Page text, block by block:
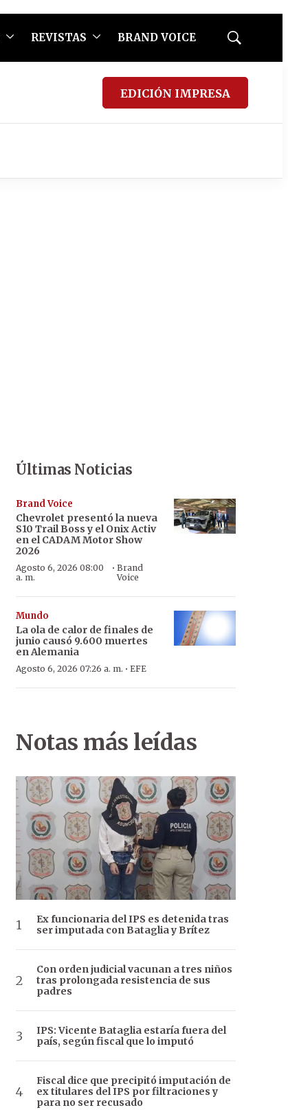
REVISTAS BRAND VOICE
Mostrar
EDICIÓN IMPRESA
Últimas Noticias
Brand Voice
Chevrolet presentó la nueva
S10 Trail Boss y el Onix Activ
en el CADAM Motor Show
2026
Agosto 6, 2026 08:00
a. m.
·Brand
Voice
Mundo
La ola de calor de finales de
junio causó 9.600 muertes
en Alemania
Agosto 6, 2026 07:26 a. m. · EFE
Notas más leídas
Ex funcionaria del IPS es detenida tras
ser imputada con Bataglia y Brítez
Con orden judicial vacunan a tres niños
tras prolongada resistencia de sus
padres
IPS: Vicente Bataglia estaría fuera del
país, según fiscal que lo imputó
Fiscal dice que precipitó imputación de
ex titulares del IPS por filtraciones y
para no ser recusado